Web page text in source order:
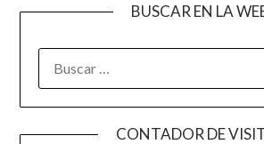
BUSCAR EN LA
CONTADOR DE